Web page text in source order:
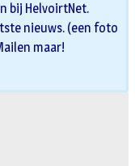
bij HelvoirtNet.
nieuws. (een foto
maar!